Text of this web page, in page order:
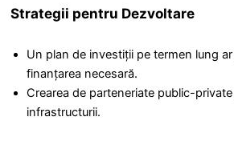
Strategii pentru Dezvoltare
Un plan de investiții pe termen lung
finanțarea necesară.
Crearea de parteneriate public-
infrastructurii.